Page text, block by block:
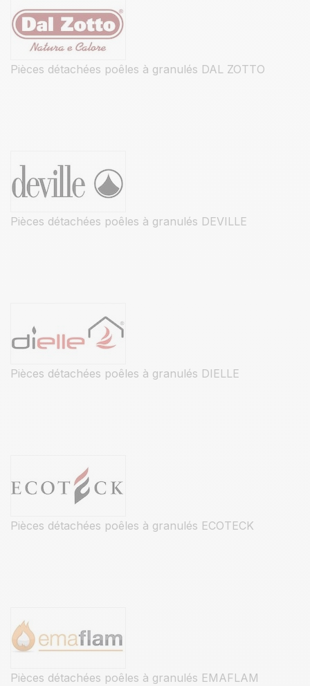
Pièces détachées poêles à granulés DAL ZOTTO
Pièces détachées poêles à granulés DEVILLE
Pièces détachées poêles à granulés DIELLE
Pièces détachées poêles à granulés ECOTECK
Pièces détachées poêles à granulés EMAFLAM